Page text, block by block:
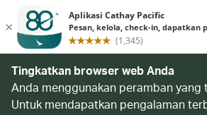
Tingkatkan browser web Anda
Anda menggunakan peramban yang
Untuk mendapatkan pengalaman